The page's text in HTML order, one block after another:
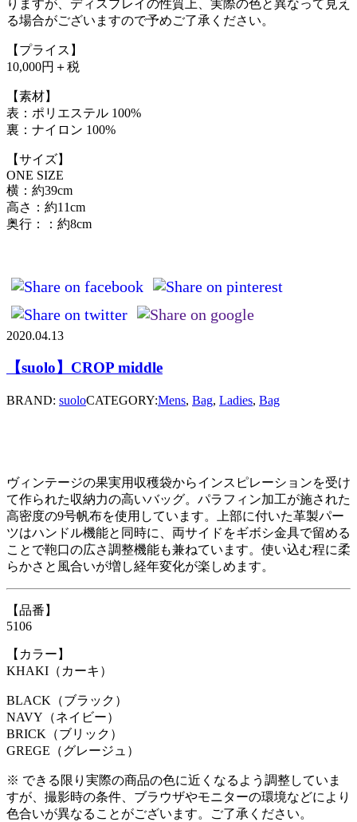
りますが、ディスプレイの性質上、実際の色と異なって見え
る場合がございますので予めご了承ください。
【プライス】
10,000円＋税
【素材】
表：ポリエステル 100%
裏：ナイロン 100%
【サイズ】
ONE SIZE
横：約39cm
高さ：約11cm
奥行：：約8cm
2020.04.13
【suolo】CROP middle
BRAND: suoloCATEGORY:Mens, Bag, Ladies, Bag
ヴィンテージの果実用収穫袋からインスピレーションを受け
て作られた収納力の高いバッグ。パラフィン加工が施された
高密度の9号帆布を使用しています。上部に付いた革製パー
ツはハンドル機能と同時に、両サイドをギボシ金具で留める
ことで鞄口の広さ調整機能も兼ねています。使い込む程に柔
らかさと風合いが増し経年変化が楽しめます。
【品番】
5106
【カラー】
KHAKI（カーキ）
BLACK（ブラック）
NAVY（ネイビー）
BRICK（ブリック）
GREGE（グレージュ）
※ できる限り実際の商品の色に近くなるよう調整していま
すが、撮影時の条件、ブラウザやモニターの環境などにより
色合いが異なることがございます。ご了承ください。